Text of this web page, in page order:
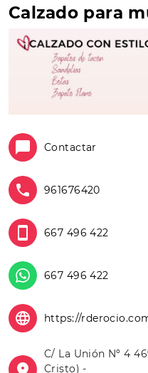
Calzado para
Contactar
961676420
667 496 422
667 496 422
https://
C/ La Unión Nº 4
Cristo) -